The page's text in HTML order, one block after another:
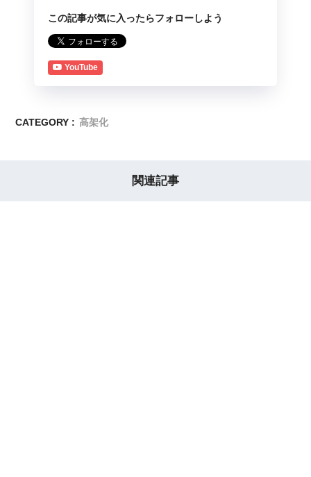
この記事が気に入ったらフォローしよう
YouTube
CATEGORY : 高架化
関連記事